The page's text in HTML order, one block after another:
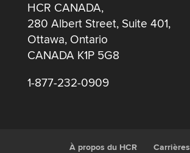
HCR CANADA,
280 Albert Street, Suite 401,
Ottawa, Ontario
CANADA K1P 5G8
1-877-232-0909
À propos du HCR Carrières